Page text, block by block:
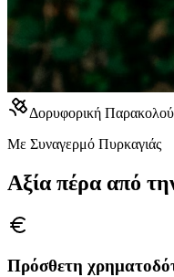
Δορυφορική
Με Συναγερμό Πυρκαγιάς
Αξία πέρα από
Πρόσθετη